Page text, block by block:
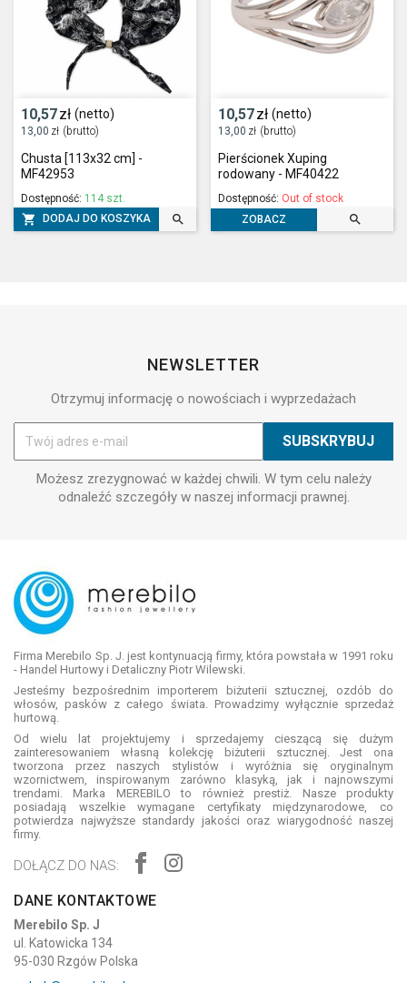
10,57zł (netto)
13,00 zł (brutto)
Chusta [113x32 cm] -
MF42953
Dostępność: 114 szt.
 DODAJ DO KOSZYKA 
10,57zł (netto)
13,00 zł (brutto)
Pierścionek Xuping
rodowany - MF40422
Dostępność: Out of stock
ZOBACZ

NEWSLETTER
Otrzymuj informację o nowościach i wyprzedażach
Możesz zrezygnować w każdej chwili. W tym celu należy
odnaleźć szczegóły w naszej informacji prawnej.
Firma Merebilo Sp. J. jest kontynuacją firmy, która powstała w 1991 roku
- Handel Hurtowy i Detaliczny Piotr Wilewski.
Jesteśmy bezpośrednim importerem biżuterii sztucznej, ozdób do
włosów, pasków z całego świata. Prowadzimy wyłącznie sprzedaż
hurtową.
Od wielu lat projektujemy i sprzedajemy cieszącą się dużym
zainteresowaniem własną kolekcję biżuterii sztucznej. Jest ona
tworzona przez naszych stylistów i wyróżnia się oryginalnym
wzornictwem, inspirowanym zarówno klasyką, jak i najnowszymi
trendami. Marka MEREBILO to również prestiż. Nasze produkty
posiadają wszelkie wymagane certyfikaty międzynarodowe, co
potwierdza najwyższe standardy jakości oraz wiarygodność naszej
firmy.
DOŁĄCZ DO NAS:
DANE KONTAKTOWE
Merebilo Sp. J
ul. Katowicka 134
95-030 Rzgów Polska